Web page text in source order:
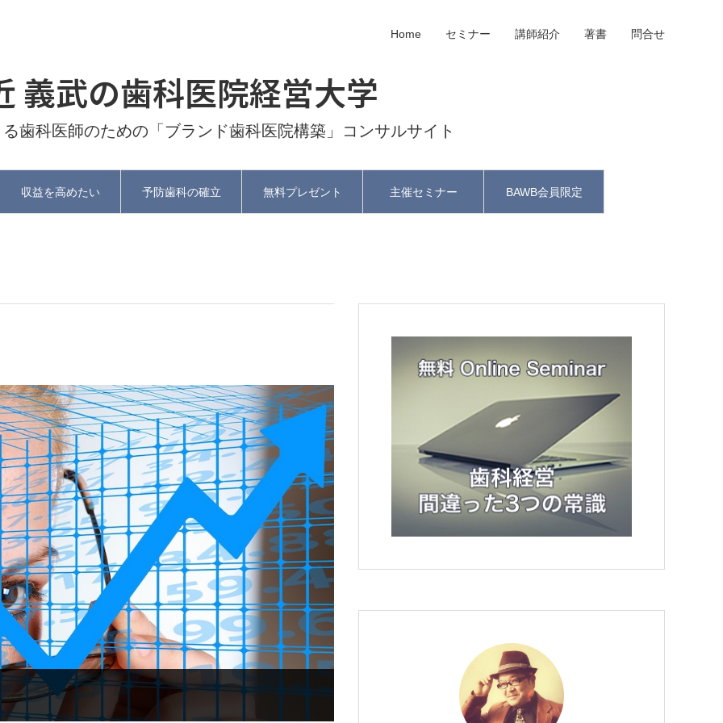
義武の歯科医院経営大学
歯科医師のための「ブランド歯科医院構築」コンサルサイト
収益を高めたい 予防歯科の確立 無料プレゼント 主催セミナー BAWB会員限定
Home セミナー 講師紹介 著書 問合せ